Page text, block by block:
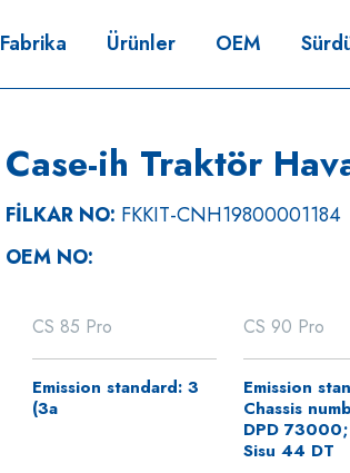
Fabrika Ürünler OEM
Case-ih Traktör
FİLKAR NO: FKKIT-CNH19800001184
OEM NO:
CS 85 Pro
Emission standard: 3
(3a
CS 90 Pro
Emission
Chassis
DPD
Sisu 44 DT